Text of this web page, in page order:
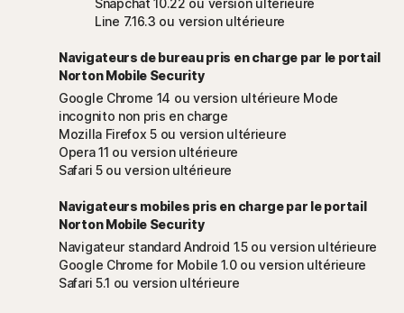
Snapchat 10.22 ou version ultérieure
Line 7.16.3 ou version ultérieure
Navigateurs de bureau pris en charge par le portail
Norton Mobile Security
Google Chrome 14 ou version ultérieure Mode
incognito non pris en charge
Mozilla Firefox 5 ou version ultérieure
Opera 11 ou version ultérieure
Safari 5 ou version ultérieure
Navigateurs mobiles pris en charge par le portail
Norton Mobile Security
Navigateur standard Android 1.5 ou version ultérieure
Google Chrome for Mobile 1.0 ou version ultérieure
Safari 5.1 ou version ultérieure